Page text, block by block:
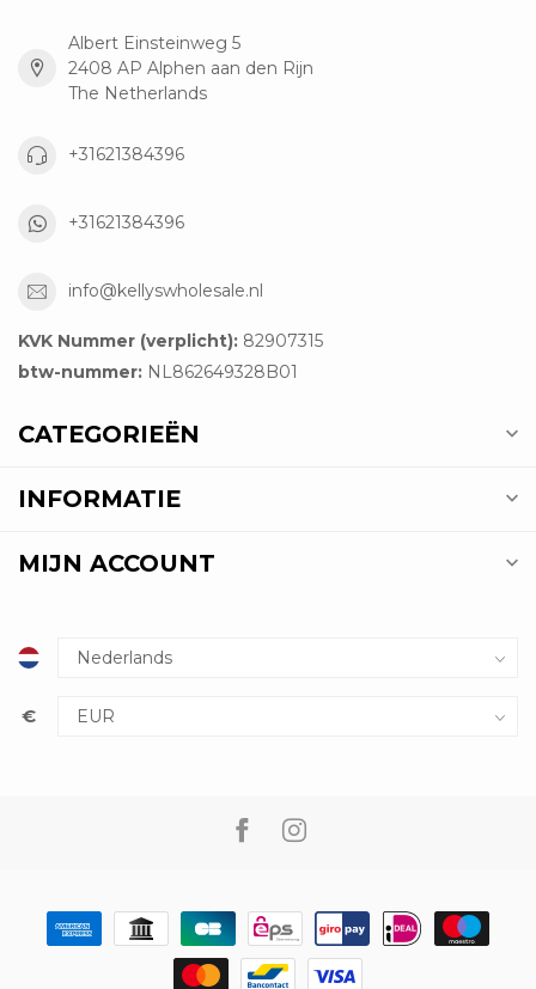
Albert Einsteinweg 5
2408 AP Alphen aan den Rijn
The Netherlands
+31621384396
+31621384396
info@kellyswholesale.nl
KVK Nummer (verplicht): 82907315
btw-nummer: NL862649328B01
CATEGORIEËN
INFORMATIE
MIJN ACCOUNT
€